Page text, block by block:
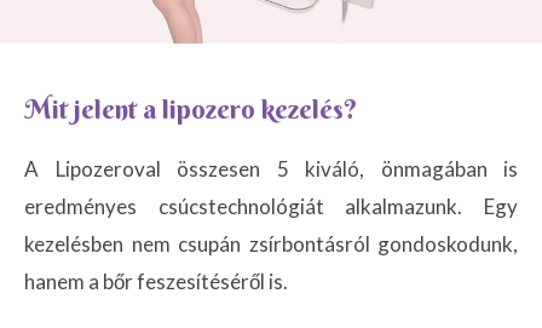
Mit jelent a lipozero kezelés?
A Lipozeroval összesen 5 kiváló, önmagában is
eredményes csúcstechnológiát alkalmazunk. Egy
kezelésben nem csupán zsírbontásról gondoskodunk,
hanem a bőr feszesítéséről is.